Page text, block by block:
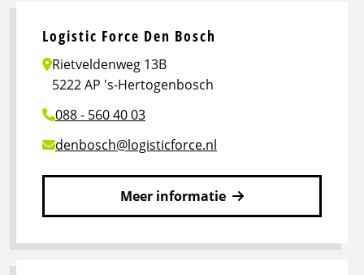
Logistic
Force
Breda
Logistic Force Den Bosch
Rietveldenweg 13B
5222 AP 's-Hertogenbosch
088 - 560 40 03
denbosch@logisticforce.nl
Meer informatie
meer